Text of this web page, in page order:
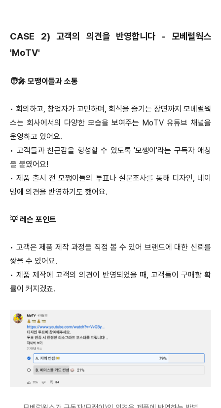
CASE 2) 고객의 의견을 반영합니다 - 모베럴웍스
'MoTV'
🧑‍🎤 모쨍이들과 소통
• 회의하고, 창업자가 고민하며, 회식을 즐기는 장면까지 모베럴웍
스는 회사에서의 다양한 모습을 보여주는 MoTV 유튜브 채널을
운영하고 있어요.
• 고객들과 친근감을 형성할 수 있도록 '모쨍이'라는 구독자 애칭
을 붙였어요!
•제품 출시 전 모쨍이들의 투표나 설문조사를 통해 디자인, 네이
밍에 의견을 반영하기도 했어요.
💡 레슨 포인트
• 고객은 제품 제작 과정을 직접 볼 수 있어 브랜드에 대한 신뢰를
쌓을 수 있어요.
•제품 제작에 고객의 의견이 반영되었을 때, 고객들이 구매할 확
률이 커지겠죠.